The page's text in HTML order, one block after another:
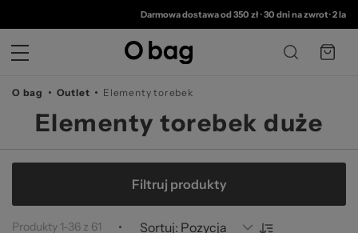
©Darmowa dostawa od 350 zł•30 dni na zwrot•2 lata
O bag Outlet Elementy torebek
Elementy torebek duże
Produkty 1-36 z 61 Sortuj:
Filtruj produkty